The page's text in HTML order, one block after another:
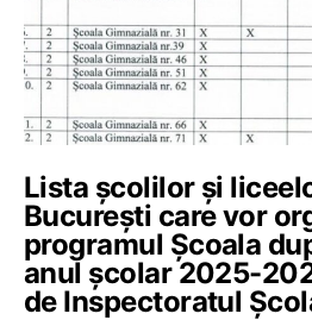
Lista școlilor și
București care vor
programul Școala
anul școlar 2025-
de Inspectoratul